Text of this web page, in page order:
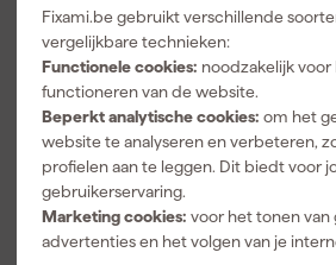
Fixami.be gebruikt verschillende
vergelijkbare technieken:
Functionele cookies: noodzakelijk
functioneren van de website.
Beperkt analytische cookies: om het
website te analyseren en verbeteren,
profielen aan te leggen. Dit biedt voor
gebruikerservaring.
Marketing cookies: voor het tonen
advertenties en het volgen van je
CompactPlane-Laser
3G Pro - Groen - 30 m +
VarioStand L
Laserstatief
Morgen bezorgd
-5%
319,99
incl. BTW
Vergelijk
30m
59,00
202,